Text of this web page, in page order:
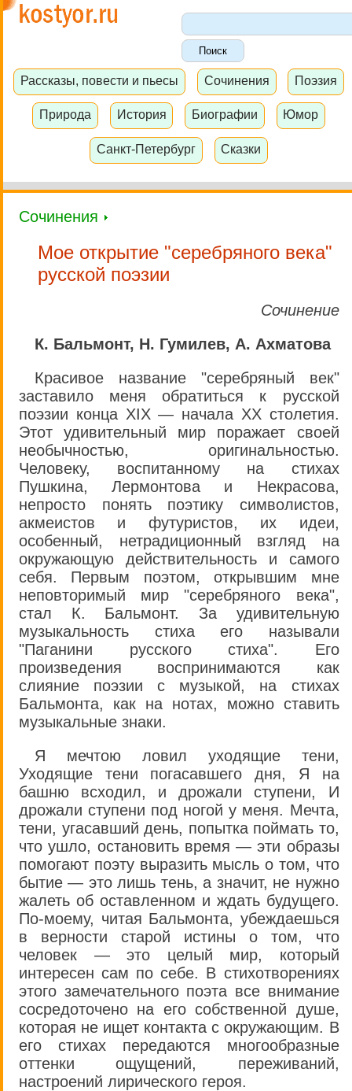
Рассказы, повести и пьесы Сочинения Поэзия
Природа История Биографии Юмор
Санкт-Петербург Сказки
Сочинения
Мое открытие "серебряного века"
русской поэзии
Сочинение
К. Бальмонт, Н. Гумилев, А. Ахматова
Красивое название "серебряный век"
заставило меня обратиться к русской
поэзии конца XIX — начала XX столетия.
Этот удивительный мир поражает своей
необычностью, оригинальностью.
Человеку, воспитанному на стихах
Пушкина, Лермонтова и Некрасова,
непросто понять поэтику символистов,
акмеистов и футуристов, их идеи,
особенный, нетрадиционный взгляд на
окружающую действительность и самого
себя. Первым поэтом, открывшим мне
неповторимый мир "серебряного века",
стал К. Бальмонт. За удивительную
музыкальность стиха его называли
"Паганини русского стиха". Его
произведения воспринимаются как
слияние поэзии с музыкой, на стихах
Бальмонта, как на нотах, можно ставить
музыкальные знаки.
Я мечтою ловил уходящие тени,
Уходящие тени погасавшего дня, Я на
башню всходил, и дрожали ступени, И
дрожали ступени под ногой у меня. Мечта,
тени, угасавший день, попытка поймать то,
что ушло, остановить время — эти образы
помогают поэту выразить мысль о том, что
бытие — это лишь тень, а значит, не нужно
жалеть об оставленном и ждать будущего.
По-моему, читая Бальмонта, убеждаешься
в верности старой истины о том, что
человек — это целый мир, который
интересен сам по себе. В стихотворениях
этого замечательного поэта все внимание
сосредоточено на его собственной душе,
которая не ищет контакта с окружающим. В
его стихах передаются многообразные
оттенки ощущений, переживаний,
настроений лирического героя.